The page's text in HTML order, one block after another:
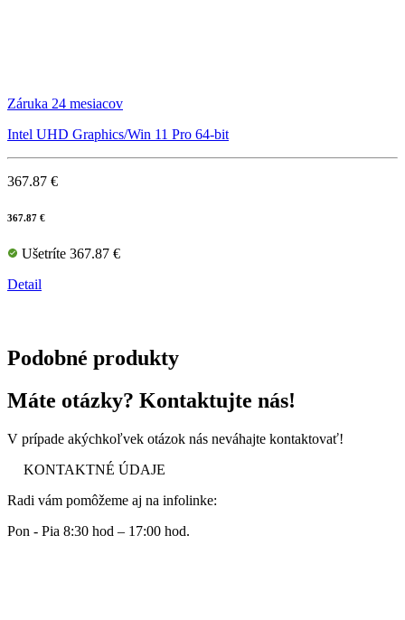
Záruka 24 mesiacov
Intel UHD Graphics/Win 11 Pro 64-bit
367.87 €
367.87 €
Ušetríte 367.87 €
Detail
Podobné produkty
Máte otázky? Kontaktujte nás!
V prípade akýchkoľvek otázok nás neváhajte kontaktovať!
KONTAKTNÉ ÚDAJE
Radi vám pomôžeme aj na infolinke:
Pon - Pia 8:30 hod – 17:00 hod.